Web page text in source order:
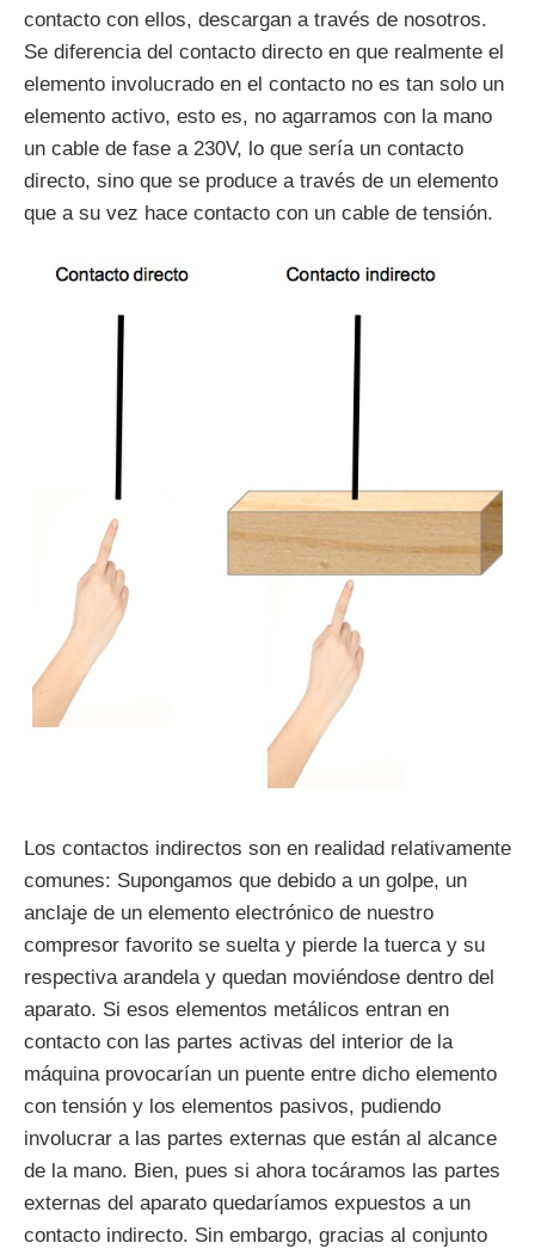
contacto con ellos, descargan a través de nosotros.
Se diferencia del contacto directo en que realmente el
elemento involucrado en el contacto no es tan solo un
elemento activo, esto es, no agarramos con la mano
un cable de fase a 230V, lo que sería un contacto
directo, sino que se produce a través de un elemento
que a su vez hace contacto con un cable de tensión.
Los contactos indirectos son en realidad relativamente
comunes: Supongamos que debido a un golpe, un
anclaje de un elemento electrónico de nuestro
compresor favorito se suelta y pierde la tuerca y su
respectiva arandela y quedan moviéndose dentro del
aparato. Si esos elementos metálicos entran en
contacto con las partes activas del interior de la
máquina provocarían un puente entre dicho elemento
con tensión y los elementos pasivos, pudiendo
involucrar a las partes externas que están al alcance
de la mano. Bien, pues si ahora tocáramos las partes
externas del aparato quedaríamos expuestos a un
contacto indirecto. Sin embargo, gracias al conjunto